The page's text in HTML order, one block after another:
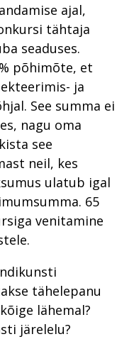
ajal,
tähtaja
seaduses.
põhimõte, et
ja
See summa ei
nagu oma
see
neil, kes
ulatub igal
65
venitamine
tähelepanu
lähemal?
järelelu?